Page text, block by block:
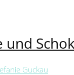
und
Guckau